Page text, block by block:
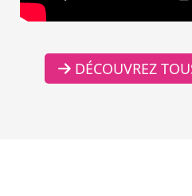
DÉCOUVREZ